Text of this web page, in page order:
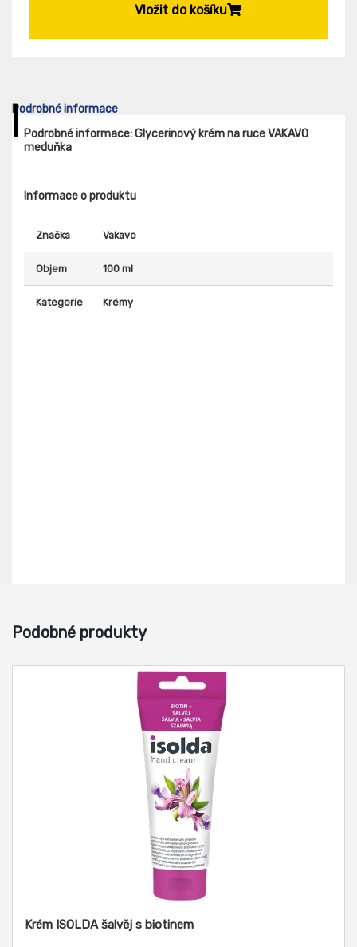
Vložit do košíku
Podrobné informace
Podrobné informace: Glycerinový krém na ruce VAKAVO
meduňka
Informace o produktu
Značka Vakavo
Objem 100 ml
Kategorie Krémy
Podobné produkty
Krém ISOLDA šalvěj s biotinem